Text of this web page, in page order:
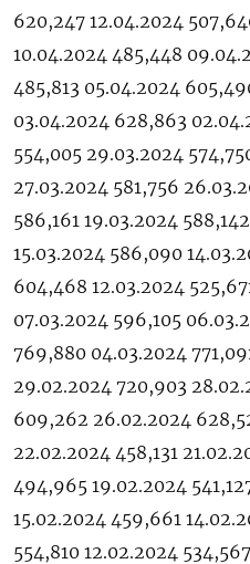
620,247 12.04.2024
10.04.2024 485,448
485,813 05.04.2024
03.04.2024 628,863
554,005 29.03.2024
27.03.2024 581,756
586,161 19.03.2024
15.03.2024 586,090
604,468 12.03.2024
07.03.2024 596,105
769,880 04.03.2024
29.02.2024 720,903
609,262 26.02.2024
22.02.2024 458,131
494,965 19.02.2024
15.02.2024 459,661
554,810 12.02.2024